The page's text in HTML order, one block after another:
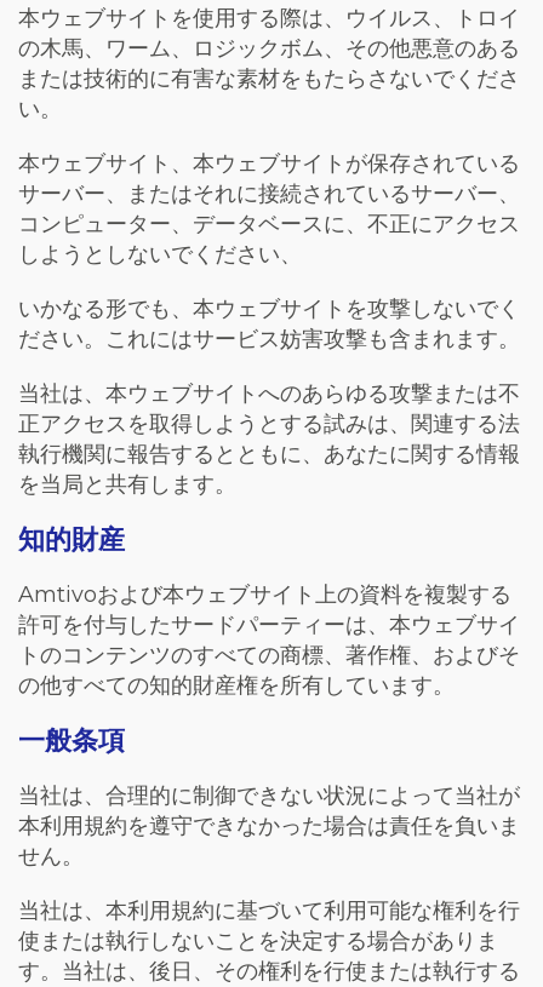
本ウェブサイトを使用する際は、ウイルス、トロイ
の木馬、ワーム、ロジックボム、その他悪意のある
または技術的に有害な素材をもたらさないでくださ
い。
本ウェブサイト、本ウェブサイトが保存されている
サーバー、またはそれに接続されているサーバー、
コンピューター、データベースに、不正にアクセス
しようとしないでください、
いかなる形でも、本ウェブサイトを攻撃しないでく
ださい。これにはサービス妨害攻撃も含まれます。
当社は、本ウェブサイトへのあらゆる攻撃または不
正アクセスを取得しようとする試みは、関連する法
執行機関に報告するとともに、あなたに関する情報
を当局と共有します。
知的財産
Amtivoおよび本ウェブサイト上の資料を複製する
許可を付与したサードパーティーは、本ウェブサイ
トのコンテンツのすべての商標、著作権、およびそ
の他すべての知的財産権を所有しています。
一般条項
当社は、合理的に制御できない状況によって当社が
本利用規約を遵守できなかった場合は責任を負いま
せん。
当社は、本利用規約に基づいて利用可能な権利を行
使または執行しないことを決定する場合がありま
す。当社は、後日、その権利を行使または執行する